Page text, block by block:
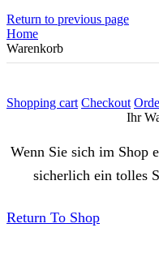
Return to previous page
Home
Warenkorb
Shopping cart Checkout
Ihr
Wenn Sie sich im Shop
sicherlich ein tolles
Return To Shop